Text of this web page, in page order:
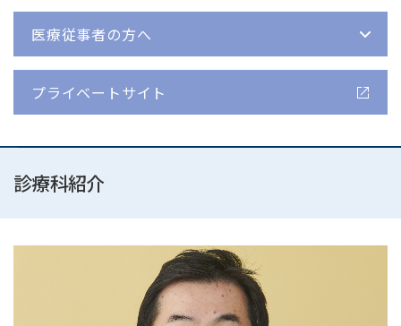
医療従事者の⽅へ
プライベートサイト
診療科紹介